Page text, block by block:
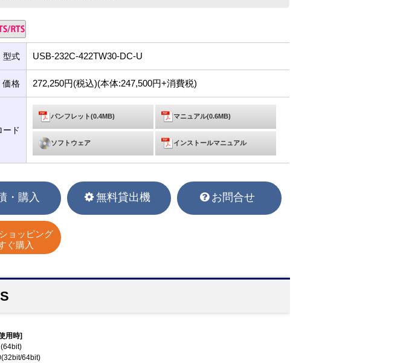
型式 USB-232C-422TW30-DC-U
価格 272,250円(税込)(本体:247,500円+消費税)
ード
パンフレット(0.4MB) マニュアル(0.6MB)
ソフトウェア インストールマニュアル
・購入 無料貸出機 お問合せ
ョッピング
ぐ購入
用時]
64bit)